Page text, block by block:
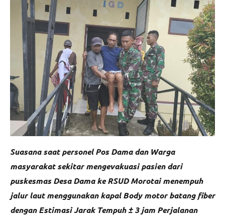
Suasana saat personel Pos Dama dan Warga
masyarakat sekitar mengevakuasi pasien dari
puskesmas Desa Dama ke RSUD Morotai menempuh
jalur laut menggunakan kapal Body motor batang fiber
dengan Estimasi Jarak Tempuh ± 3 jam Perjalanan